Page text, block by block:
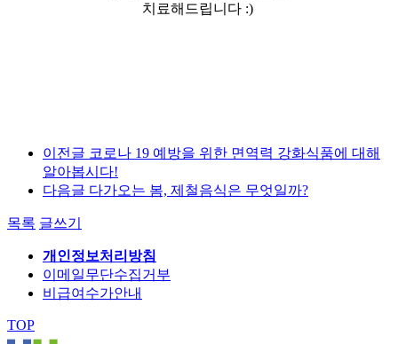
치료해드립니다 :)
이전글 코로나 19 예방을 위한 면역력 강화식품에 대해
알아봅시다!
다음글 다가오는 봄, 제철음식은 무엇일까?
목록 글쓰기
개인정보처리방침
이메일무단수집거부
비급여수가안내
TOP